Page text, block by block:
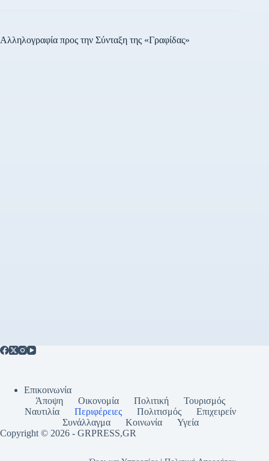
Αλληλογραφία προς την Σύνταξη της «Γραφίδας»
Επικοινωνία
Άποψη
Οικονομία Πολιτική
Τουρισμός
Ναυτιλία
Περιφέρειες Πολιτισμός
Επιχειρείν
Συνάλλαγμα
Κοινωνία
Υγεία
Copyright © 2026 - GRPRESS,GR